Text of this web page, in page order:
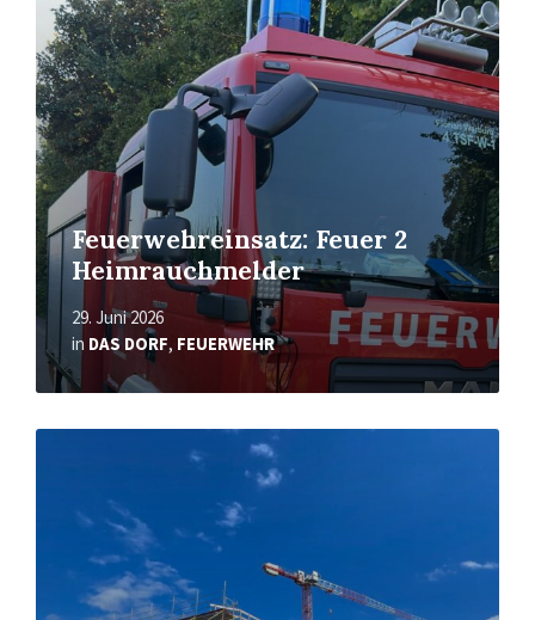
Feuerwehreinsatz: Feuer 2
Heimrauchmelder
29. Juni 2026
in DAS DORF, FEUERWEHR
Read